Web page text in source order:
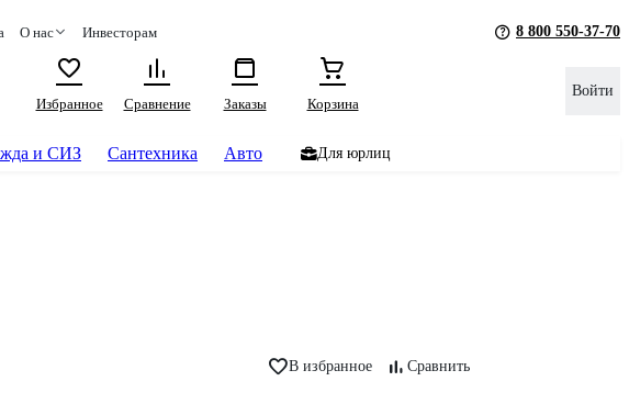
О нас Инвесторам 8 800 550-37-70
Избранное
Сравнение Заказы Корзина
Войти
и СИЗ Сантехника Авто Для юрлиц
В избранное Сравнить